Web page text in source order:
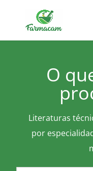
O
Literaturas
por